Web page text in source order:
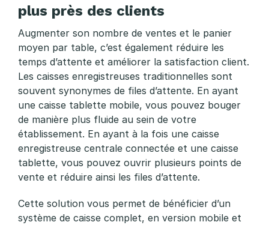
plus près des clients
Augmenter son nombre de ventes et le panier
moyen par table, c’est également réduire les
temps d’attente et améliorer la satisfaction client.
Les caisses enregistreuses traditionnelles sont
souvent synonymes de files d’attente. En ayant
une caisse tablette mobile, vous pouvez bouger
de manière plus fluide au sein de votre
établissement. En ayant à la fois une caisse
enregistreuse centrale connectée et une caisse
tablette, vous pouvez ouvrir plusieurs points de
vente et réduire ainsi les files d’attente.
Cette solution vous permet de bénéficier d’un
système de caisse complet, en version mobile et